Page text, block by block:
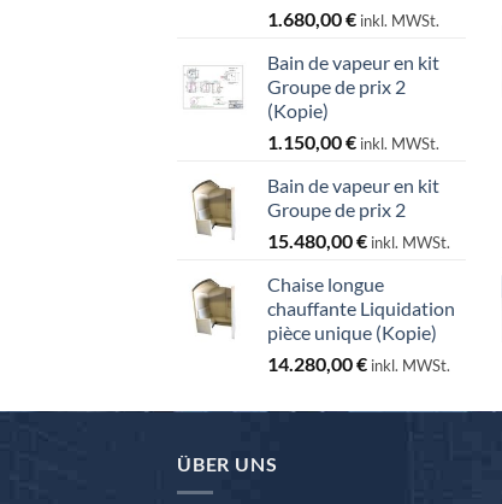
1.680,00€ inkl. MWSt.
Bain de vapeur en kit
Groupe de prix 2
(Kopie)
1.150,00€ inkl. MWSt.
Bain de vapeur en kit
Groupe de prix 2
15.480,00€ inkl. MWSt.
Chaise longue
chauffante Liquidation
pièce unique (Kopie)
14.280,00€ inkl. MWSt.
ÜBER UNS